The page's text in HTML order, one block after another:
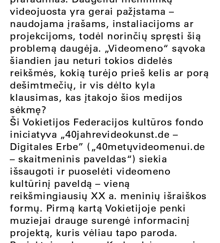
videojuosta yra gerai pažįstama –
naudojama įrašams, instaliacijoms ar
projekcijoms, todėl norinčių spręsti šią
problemą daugėja. „Videomeno“ sąvoka
šiandien jau neturi tokios didelės
reikšmės, kokią turėjo prieš kelis ar porą
dešimtmečių, ir vis dėlto kyla
klausimas, kas įtakojo šios medijos
sėkmę?
Ši Vokietijos Federacijos kultūros fondo
iniciatyva „40jahrevideokunst.de –
Digitales Erbe” („40metųvideomenui.de
– skaitmeninis paveldas“) siekia
išsaugoti ir puoselėti videomeno
kultūrinį paveldą – vieną
reikšmingiausių XX a. meninių išraiškos
formų. Pirmą kartą Vokietijoje penki
muziejai drauge surengė informacinį
projektą, kuris vėliau tapo paroda.